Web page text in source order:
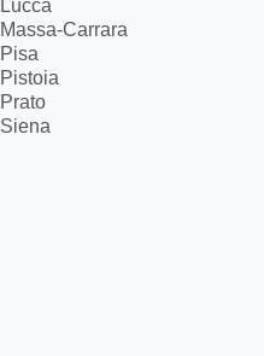
Lucca
Massa-Carrara
Pisa
Pistoia
Prato
Siena